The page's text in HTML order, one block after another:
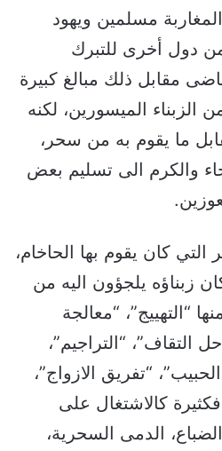
مسلمين ويهود
دول أخرى للتبرك
مقابل ذلك مبالغ كبيرة
الزبناء الميسورين، لكنه
ما يقوم به من سحر،
والكرم الى تسليم بعض
كان يقوم بها الحاخام،
زبناؤه يلجؤون اليه من
“التهييج”، “معالجة
التقاف”، “التراجيم”،
“تفريق الازواج”،
كالاشتغال على
الدمى السحرية،